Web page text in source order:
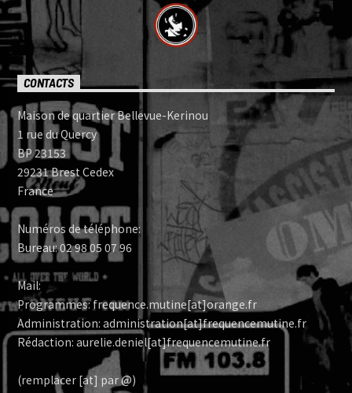
CONTACTS
Maison de quartier Bellevue-Kerinou
1 rue du Quercy
BP 23153
29231 Brest Cedex
France
Numéros de téléphone:
Bureau: 02 98 05 07 96
Mail:
Programmes: frequence.mutine[at]orange.fr
Administration: administration[at]frequencemutine.fr
Rédaction: aurelie.deniel[at]frequencemutine.fr
(remplacer [at] par @)